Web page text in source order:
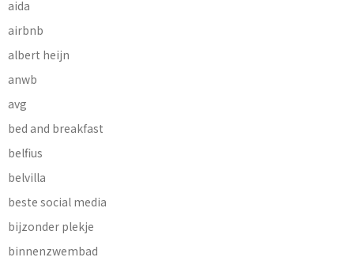
aida
airbnb
albert heijn
anwb
avg
bed and breakfast
belfius
belvilla
beste social media
bijzonder plekje
binnenzwembad